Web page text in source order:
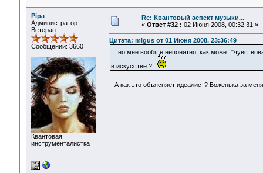
Pipa
Администратор
Ветеран
Сообщений: 3660
Квантовая
инструменталистка
Re: Квантовый аспект музыки...
« Ответ #32 : 02 Июня 2008, 00:32:31 »
Цитата: migus от 01 Июня 2008, 23:36:49
... но мне вообще непонятно, как может
в искусстве ?
А как это объясняет идеалист? Боженька за